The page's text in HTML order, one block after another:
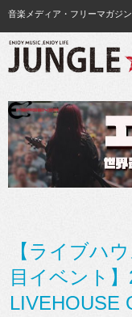
音楽メディア・フリーマガジン
【ライブハ
目イベント